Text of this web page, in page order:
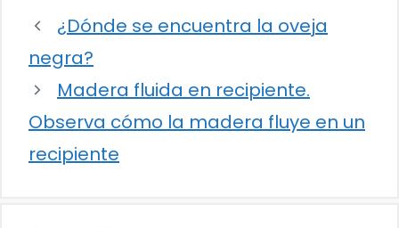
¿Dónde se encuentra la oveja
negra?
Madera fluida en recipiente.
Observa cómo la madera fluye en un
recipiente